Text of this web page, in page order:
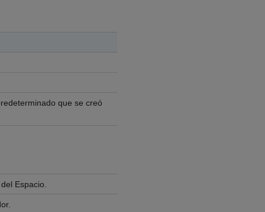
que se creó
Espacio.